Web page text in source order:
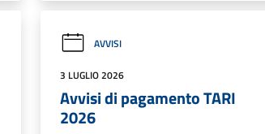
AVVISI
3 LUGLIO 2026
Avvisi di pagamento TARI
2026